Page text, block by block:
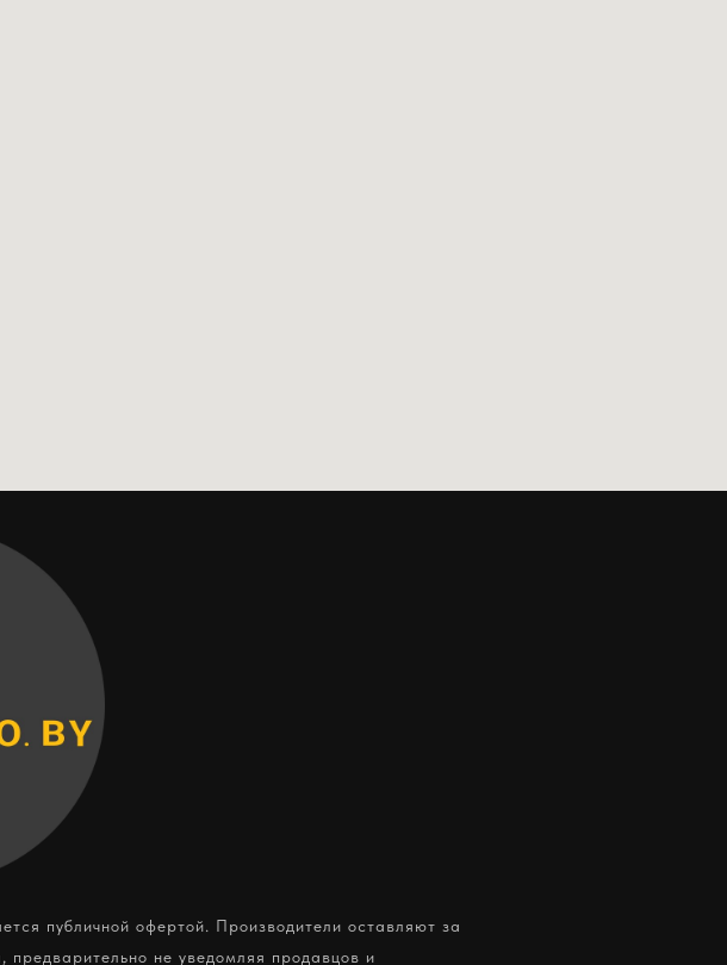
публичной офертой. Производители оставляют за
не уведомляя продавцов и